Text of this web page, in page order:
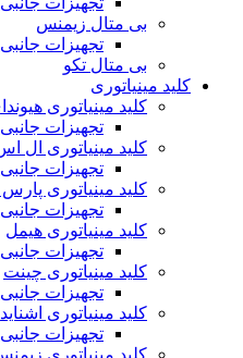
بی متال زیمنس
تجهیزات
بی متال تکو
کلید مینیاتوری
کلید مینیاتوری
تجهیزات جانبی
کلید مینیاتوری ال
تجهیزات
کلید مینیاتوری پارس
تجهیزات
کلید مینیاتوری هیمل
تجهیزات
کلید مینیاتوری چینت
تجهیزات
کلید مینیاتوری
تجهیزات جانبی